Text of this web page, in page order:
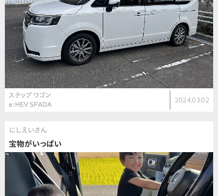
ステップ ワゴン
e:HEV SPADA
2024.03.02
にしえいさん
宝物がいっぱい